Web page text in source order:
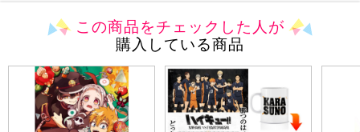
この商品をチェックした人が
購入している商品